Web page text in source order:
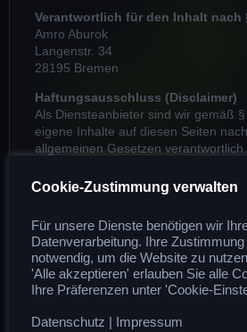
Verantwortlich für den Inhalt nach
Amro Aburok
Langenstr. 34
28195 Bremen
Haftungsausschluss (Disclaimer)
Als Diensteanbieter sind wir gemäß
eigene Inhalte auf diesen Seiten
allgemeinen Gesetzen
verpflichtet, übermittelte oder
Informationen zu überwachen oder
Tätigkeit hinweisen.
Haftung für Links
Unser Angebot enthält Links zu
auf deren Inhalte wir keinen Einfluss
haben. Deshalb können wir für diese
Cookie-Zustimmung verwalten
Für unsere Dienste benötigen wir
Datenverarbeitung. Ihre
notwendig, um die Website zu
'Alle akzeptieren' erlauben Sie alle
Ihre Präferenzen unter 'Cookie-
Datenschutz Impressum